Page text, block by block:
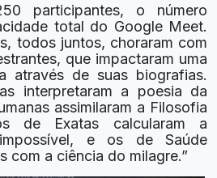
participantes, o número
total do Google Meet.
todos juntos, choraram com
que impactaram uma
através de suas biografias.
interpretaram a poesia da
assimilaram a Filosofia
de Exatas calcularam a
e os de Saúde
com a ciência do milagre.”